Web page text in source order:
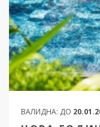
ВАЛИДНА: ДО